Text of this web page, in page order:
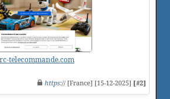
rc-telecommande.com
https:// [France] [15-12-2025] [#2]